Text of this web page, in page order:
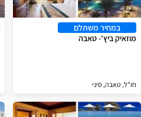
במחיר משתלם
מוזאיק ביץ'- טאבה
חו"ל, טאבה, סיני